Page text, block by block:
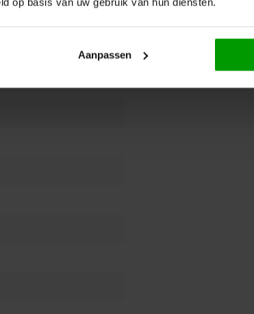
op basis van uw gebruik van hun diensten.
Aanpassen